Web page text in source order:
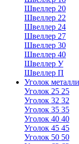
Швеллер 20
Швеллер 22
Швеллер 24
Швеллер 27
Швеллер 30
Швеллер 40
Швеллер У
Швеллер П
Уголок
Уголок 25 25
Уголок 32 32
Уголок 35 35
Уголок 40 40
Уголок 45 45
Уголок 50 50